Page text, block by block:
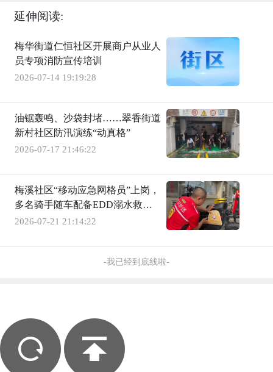
延伸阅读:
梅华街道仁恒社区开展商户从业人
员专项消防宣传培训
2026-07-14 19:19:28
油锯轰鸣、沙袋封堵……翠香街道
新村社区防汛演练“动真格”
2026-07-17 21:46:22
梅溪社区“移动应急网格员”上岗，
多名骑手随车配备EDD溺水救援
装备
2026-07-21 21:14:22
-我已经到底线啦-